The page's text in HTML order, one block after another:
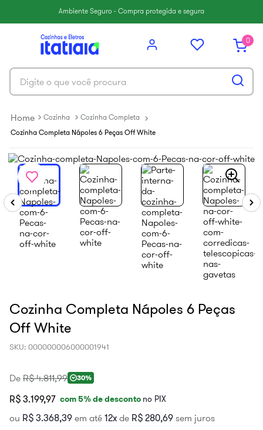
Ambiente Seguro - Compra protegida e segura
0
Digite o que você procura
Cozinha
Cozinha Completa
Cozinha Completa Nápoles 6 Peças Off White
Cozinha Completa Nápoles 6 Peças
Off White
SKU: 000000006000001941
De R$ 4.811,99 30%
R$ 3.199,97 com5% de desconto no PIX
ou R$ 3.368,39 em até 12 de R$ 280,69 sem juros
paneleiro
renova
9º
aço
armário cozinha